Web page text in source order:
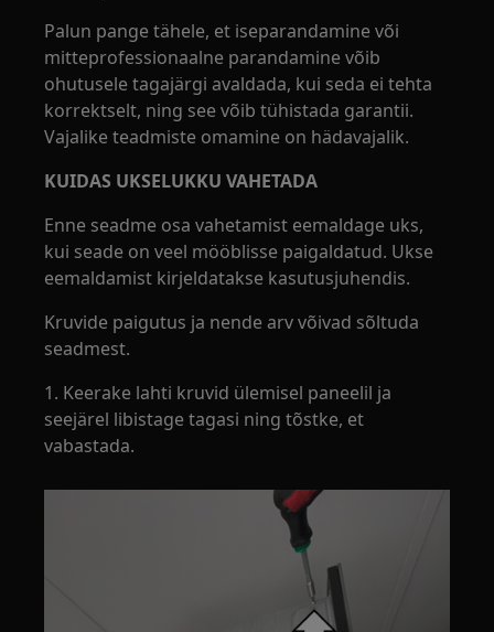
Palun pange tähele, et iseparandamine või
mitteprofessionaalne parandamine võib
ohutusele tagajärgi avaldada, kui seda ei tehta
korrektselt, ning see võib tühistada garantii.
Vajalike teadmiste omamine on hädavajalik.
KUIDAS UKSELUKKU VAHETADA
Enne seadme osa vahetamist eemaldage uks,
kui seade on veel mööblisse paigaldatud. Ukse
eemaldamist kirjeldatakse kasutusjuhendis.
Kruvide paigutus ja nende arv võivad sõltuda
seadmest.
1. Keerake lahti kruvid ülemisel paneelil ja
seejärel libistage tagasi ning tõstke, et
vabastada.